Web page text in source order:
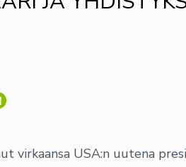
virkaansa USA:n uutena